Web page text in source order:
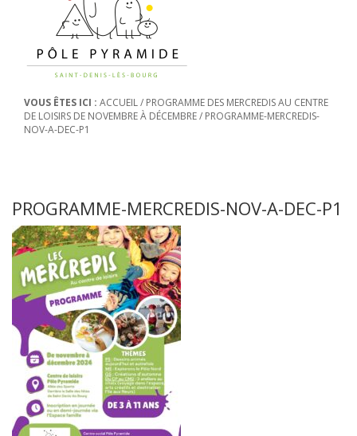
VOUS ÊTES ICI : ACCUEIL/ PROGRAMME DES MERCREDIS AU CENTRE
DE LOISIRS DE NOVEMBRE À DÉCEMBRE/ PROGRAMME-MERCREDIS-
NOV-A-DEC-P1
PROGRAMME-MERCREDIS-NOV-A-DEC-P1